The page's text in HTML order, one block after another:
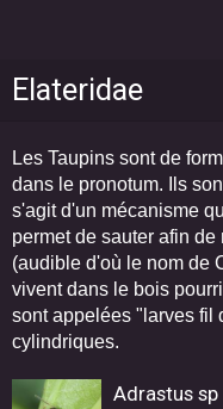
Elateridae
Les Taupins sont de
dans le pronotum. Ils
s'agit d'un mécanisme
permet de sauter afin
(audible d'où le nom de
vivent dans le bois
sont appelées "larves fil
cylindriques.
Adrastus sp